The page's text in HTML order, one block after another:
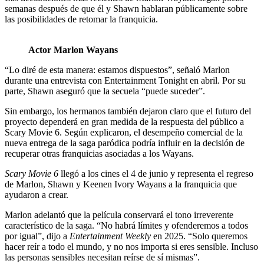
semanas después de que él y Shawn hablaran públicamente sobre
las posibilidades de retomar la franquicia.
Actor Marlon Wayans
“Lo diré de esta manera: estamos dispuestos”, señaló Marlon
durante una entrevista con Entertainment Tonight en abril. Por su
parte, Shawn aseguró que la secuela “puede suceder”.
Sin embargo, los hermanos también dejaron claro que el futuro del
proyecto dependerá en gran medida de la respuesta del público a
Scary Movie 6. Según explicaron, el desempeño comercial de la
nueva entrega de la saga paródica podría influir en la decisión de
recuperar otras franquicias asociadas a los Wayans.
Scary Movie 6 llegó a los cines el 4 de junio y representa el regreso
de Marlon, Shawn y Keenen Ivory Wayans a la franquicia que
ayudaron a crear.
Marlon adelantó que la película conservará el tono irreverente
característico de la saga. “No habrá límites y ofenderemos a todos
por igual”, dijo a Entertainment Weekly en 2025. “Solo queremos
hacer reír a todo el mundo, y no nos importa si eres sensible. Incluso
las personas sensibles necesitan reírse de sí mismas”.